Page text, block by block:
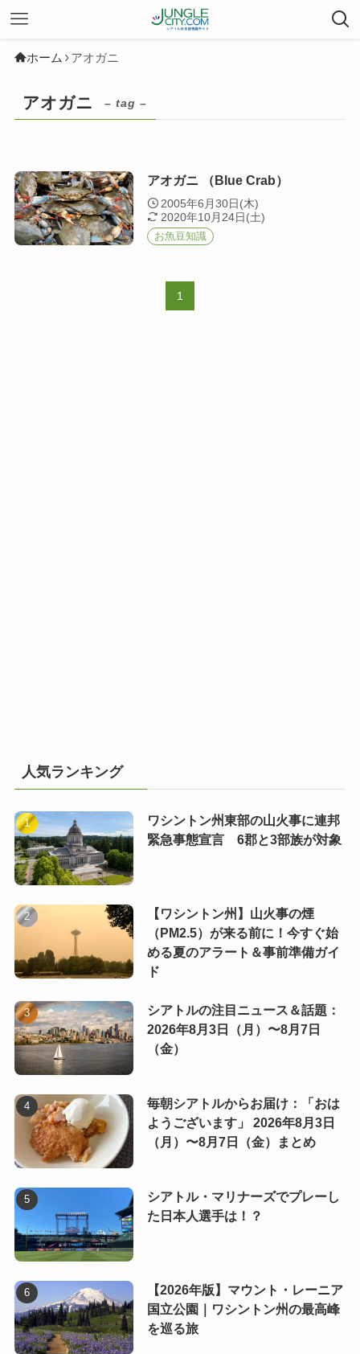
ホーム アオガニ
アオガニ – tag –
アオガニ （Blue Crab）
2005年6月30日(木)
2020年10月24日(土)
お魚豆知識
1
人気ランキング
ワシントン州東部の山火事に連邦
緊急事態宣言 6郡と3部族が対象
【ワシントン州】山火事の煙
（PM2.5）が来る前に！今すぐ始
める夏のアラート＆事前準備ガイ
ド
シアトルの注目ニュース＆話題：
2026年8月3日（月）〜8月7日
（金）
毎朝シアトルからお届け：「おは
ようございます」 2026年8月3日
（月）〜8月7日（金）まとめ
シアトル・マリナーズでプレーし
た日本人選手は！？
【2026年版】マウント・レーニア
国立公園｜ワシントン州の最高峰
を巡る旅